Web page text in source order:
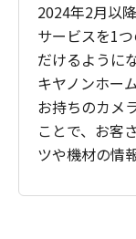
2024年2月以
サービスを1
だけるように
キヤノンホー
お持ちのカメ
ことで、お客
ツや機材の情